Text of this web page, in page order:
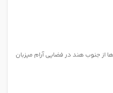
از جنوب هند در فضایی آرام میزبان